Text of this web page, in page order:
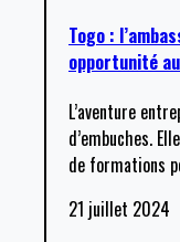
Togo :
opportunité
L’aventure
d’embuches.
de formations
21 juillet 2024